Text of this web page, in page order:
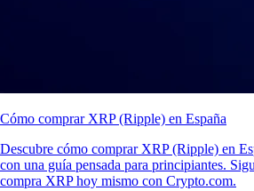
Cómo comprar XRP (Ripple) en España
Descubre cómo comprar XRP (Ripple) en
con una guía pensada para principiantes.
compra XRP hoy mismo con Crypto.com.